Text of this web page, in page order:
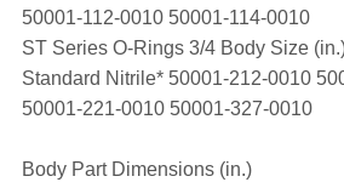
50001-112-0010 50001-114-0010
ST Series O-Rings 3/4 Body Size
Standard Nitrile* 50001-212-0010
50001-221-0010 50001-327-0010
Body Part Dimensions (in.)